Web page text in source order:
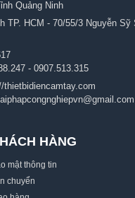
Quảng Ninh
TP. HCM - 70/55/3 Nguyễn Sỹ
- 0907.513.315
thietbidiencamtay.com
HÀNG
mật thông tin
chuyển